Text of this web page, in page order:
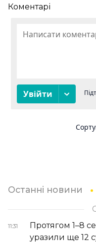
Коментарі
Останні новини
11:31
Протягом 1–8
уразили ще 12